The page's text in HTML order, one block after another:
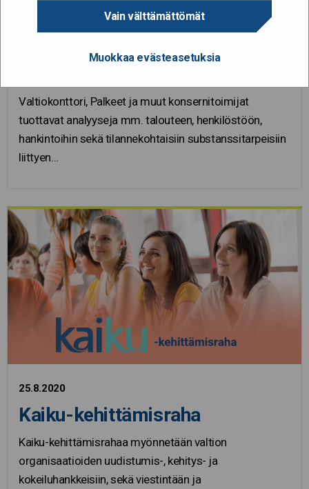
Vain välttämättömät
Muokkaa evästeasetuksia
Valtiokonttori, Palkeet ja muut konsernitoimijat
tuottavat analyyseja mm. talouteen, henkilöstöön,
hankintoihin sekä tilannekohtaisiin substanssitarpeisiin
liittyen…
25.8.2020
Kaiku-kehittämisraha
Kaiku-kehittämisrahaa myönnetään valtion
organisaatioiden uudistumis-, kehitys- ja
kokeiluhankkeisiin, sekä viestintään ja